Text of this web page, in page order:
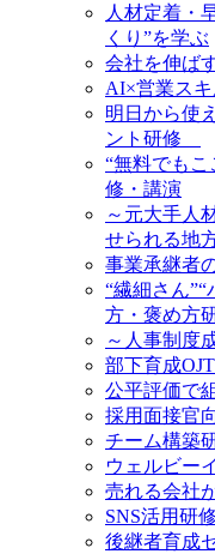
人材定着・
くり”を学ぶ
会社を伸ば
AI×営業ス
明日から使
ント研修
“無料でも
修・講演
～元大手人
せられる地
事業承継者
“繊細さん
方・褒め方
～人事制度
部下育成
公平評価で
採用面接官
チーム構築
ウェルビー
売れる会社
SNS活用研
後継者育成